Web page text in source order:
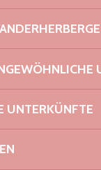
UNTERKÜNFTE